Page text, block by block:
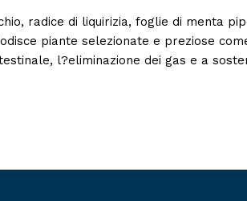
radice di liquirizia, foglie di menta
piante selezionate e preziose
l?eliminazione dei gas e a